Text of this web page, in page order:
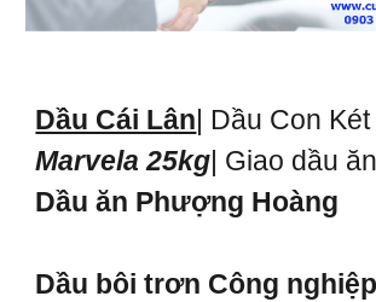
Dầu Cái Lân| Dầu Con
Marvela 25kg| Giao dầu
Dầu ăn Phượng Hoàng
Dầu bôi trơn Công nghiệp